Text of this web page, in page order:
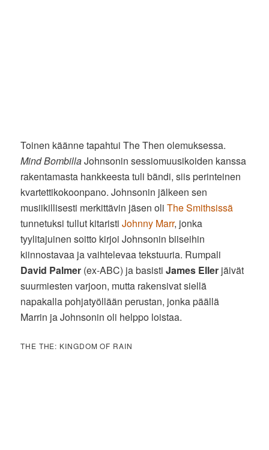
Toinen käänne tapahtui The Then olemuksessa.
Mind BombillaJohnsonin sessiomuusikoiden kanssa
rakentamasta hankkeesta tuli bändi, siis perinteinen
kvartettikokoonpano. Johnsonin jälkeen sen
musiikillisesti merkittävin jäsen oliThe Smithsissä
tunnetuksi tullut kitaristiJohnny Marr, jonka
tyylitajuinen soitto kirjoi Johnsonin biiseihin
kiinnostavaa ja vaihtelevaa tekstuuria. Rumpali
David Palmer (ex-ABC) ja basistiJames Eller jäivät
suurmiesten varjoon, mutta rakensivat siellä
napakalla pohjatyöllään perustan, jonka päällä
Marrin ja Johnsonin oli helppo loistaa.
THE THE: KINGDOM OF RAIN